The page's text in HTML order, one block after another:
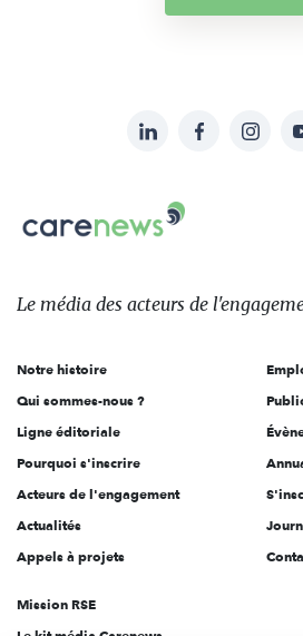
sur:
LinkedInFacebook
Le
des
l'engagement
Le média des acteurs de
Notre histoire
Qui sommes-nous ?
Ligne éditoriale
Pourquoi s'inscrire
Acteurs de l'engagement
Actualités
Appels à projets
Mission RSE